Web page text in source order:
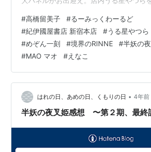
『うる星やつら』第1話複製原画の展示な
です。そして…目玉は高橋留美子先生の
う。これはファン必見でございますよ。
10月17日（月）から開催されており今月
迄です。紀伊國屋書店は新宿駅からすぐ
寄った時は是非観に行…
#高橋留美子 #るーみっくわーるど
#紀伊國屋書店 新宿本店 #うる星やつら
#めぞん一刻 #境界のRINNE #半妖の
#MAO マオ #えなこ
はれの日、あめの日、くもりの日 • 4年前
半妖の夜叉姫感想 〜第２期、最終